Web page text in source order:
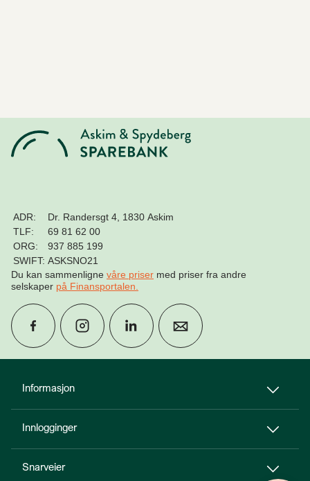
Informasjon
Innlogginger
Snarveier
ADR:
Dr. Randersgt 4, 1830 Askim
TLF:
69 81 62 00
ORG:
937 885 199
SWIFT: ASKSNO21
Du kan sammenligne våre priser med priser fra andre
selskaper på Finansportalen
Til toppen